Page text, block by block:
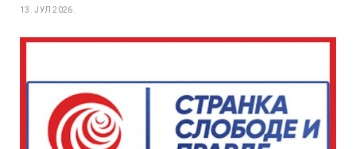
13. ЈУЛ 2026.